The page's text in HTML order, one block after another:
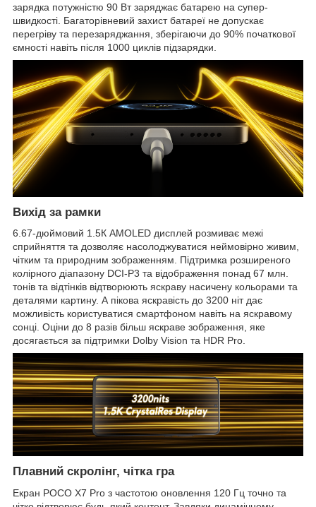
зарядка потужністю 90 Вт заряджає батарею на супер-
швидкості. Багаторівневий захист батареї не допускає
перегріву та перезаряджання, зберігаючи до 90% початкової
ємності навіть після 1000 циклів підзарядки.
Вихід за рамки
6.67-дюймовий 1.5К AMOLED дисплей розмиває межі
сприйняття та дозволяє насолоджуватися неймовірно живим,
чітким та природним зображенням. Підтримка розширеного
колірного діапазону DCI-P3 та відображення понад 67 млн.
тонів та відтінків відтворюють яскраву насичену кольорами та
деталями картину. А пікова яскравість до 3200 ніт дає
можливість користуватися смартфоном навіть на яскравому
сонці. Оціни до 8 разів більш яскраве зображення, яке
досягається за підтримки Dolby Vision та HDR Pro.
Плавний скролінг, чітка гра
Екран POCO X7 Pro з частотою оновлення 120 Гц точно та